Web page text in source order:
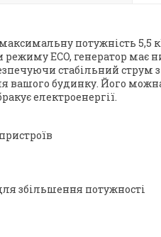
потужність
ECO, генератор має
стабільний струм
будинку. Його можна
електроенергії.
збільшення потужності